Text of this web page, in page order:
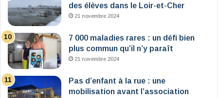
des élèves dans le Loir-et-Cher
21 novembre 2024
7 000 maladies rares : un défi bien
plus commun qu’il n’y paraît
21 novembre 2024
Pas d’enfant à la rue : une
mobilisation avant l’association